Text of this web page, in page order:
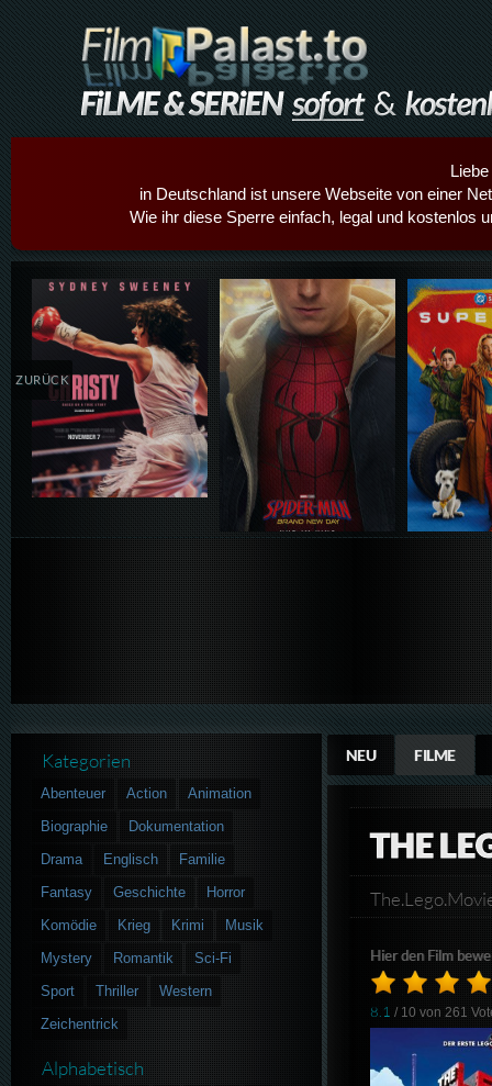
in Deutschland ist unsere Webseite von einer
Wie ihr diese Sperre einfach, legal und kostenlos
Details,Play Details,Play
ZURÜCK
NEU FILME
THE
Hier den Film
8.1 / 10 von261
Kategorien
Abenteuer Action
Animation
Biographie
Dokumentation
Drama
Englisch
Familie
Fantasy
Geschichte
Horror
Komödie
Krieg Krimi
Musik
Mystery
Romantik
Sci-Fi
Sport
Thriller
Western
Zeichentrick
Alphabetisch